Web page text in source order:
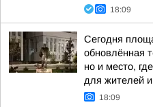
18:09
Сегодня
обновлённая
но и место,
для жителей и
18:09